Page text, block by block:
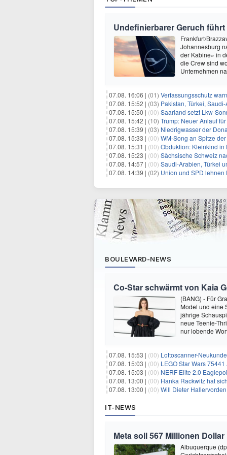
Undefinierbarer Geruch
Frankfurt/
Johannesburg
der Kabine» in
die Crew sind
Unternehmen
07.08. 16:06 | (01) Verfassungsschutz
07.08. 15:52 | (03) Pakistan, Türkei,
07.08. 15:50 | (00) Saarland setzt Lkw-
07.08. 15:42 | (10) Trump: Neuer Anlauf
07.08. 15:39 | (03) Niedrigwasser der
07.08. 15:33 | (00) WM-Song an Spitze
07.08. 15:31 | (00) Obduktion: Kleinkind in
07.08. 15:23 | (00) Sächsische Schweiz
07.08. 14:57 | (00) Saudi-Arabien, Türkei
07.08. 14:39 | (02) Union und SPD lehnen
BOULEVARD-NEWS
Co-Star schwärmt von Kaia
(BANG) - Für
Model und eine
jährige
neue Teenie-
nur lobende
07.08. 15:53 | (00) Lottoscanner-
07.08. 15:03 | (00) LEGO Star Wars
07.08. 15:03 | (00) NERF Elite 2.0
07.08. 13:00 | (00) Hanka Rackwitz hat
07.08. 13:00 | (00) Will Dieter
IT-NEWS
Meta soll 567 Millionen
Albuquerque